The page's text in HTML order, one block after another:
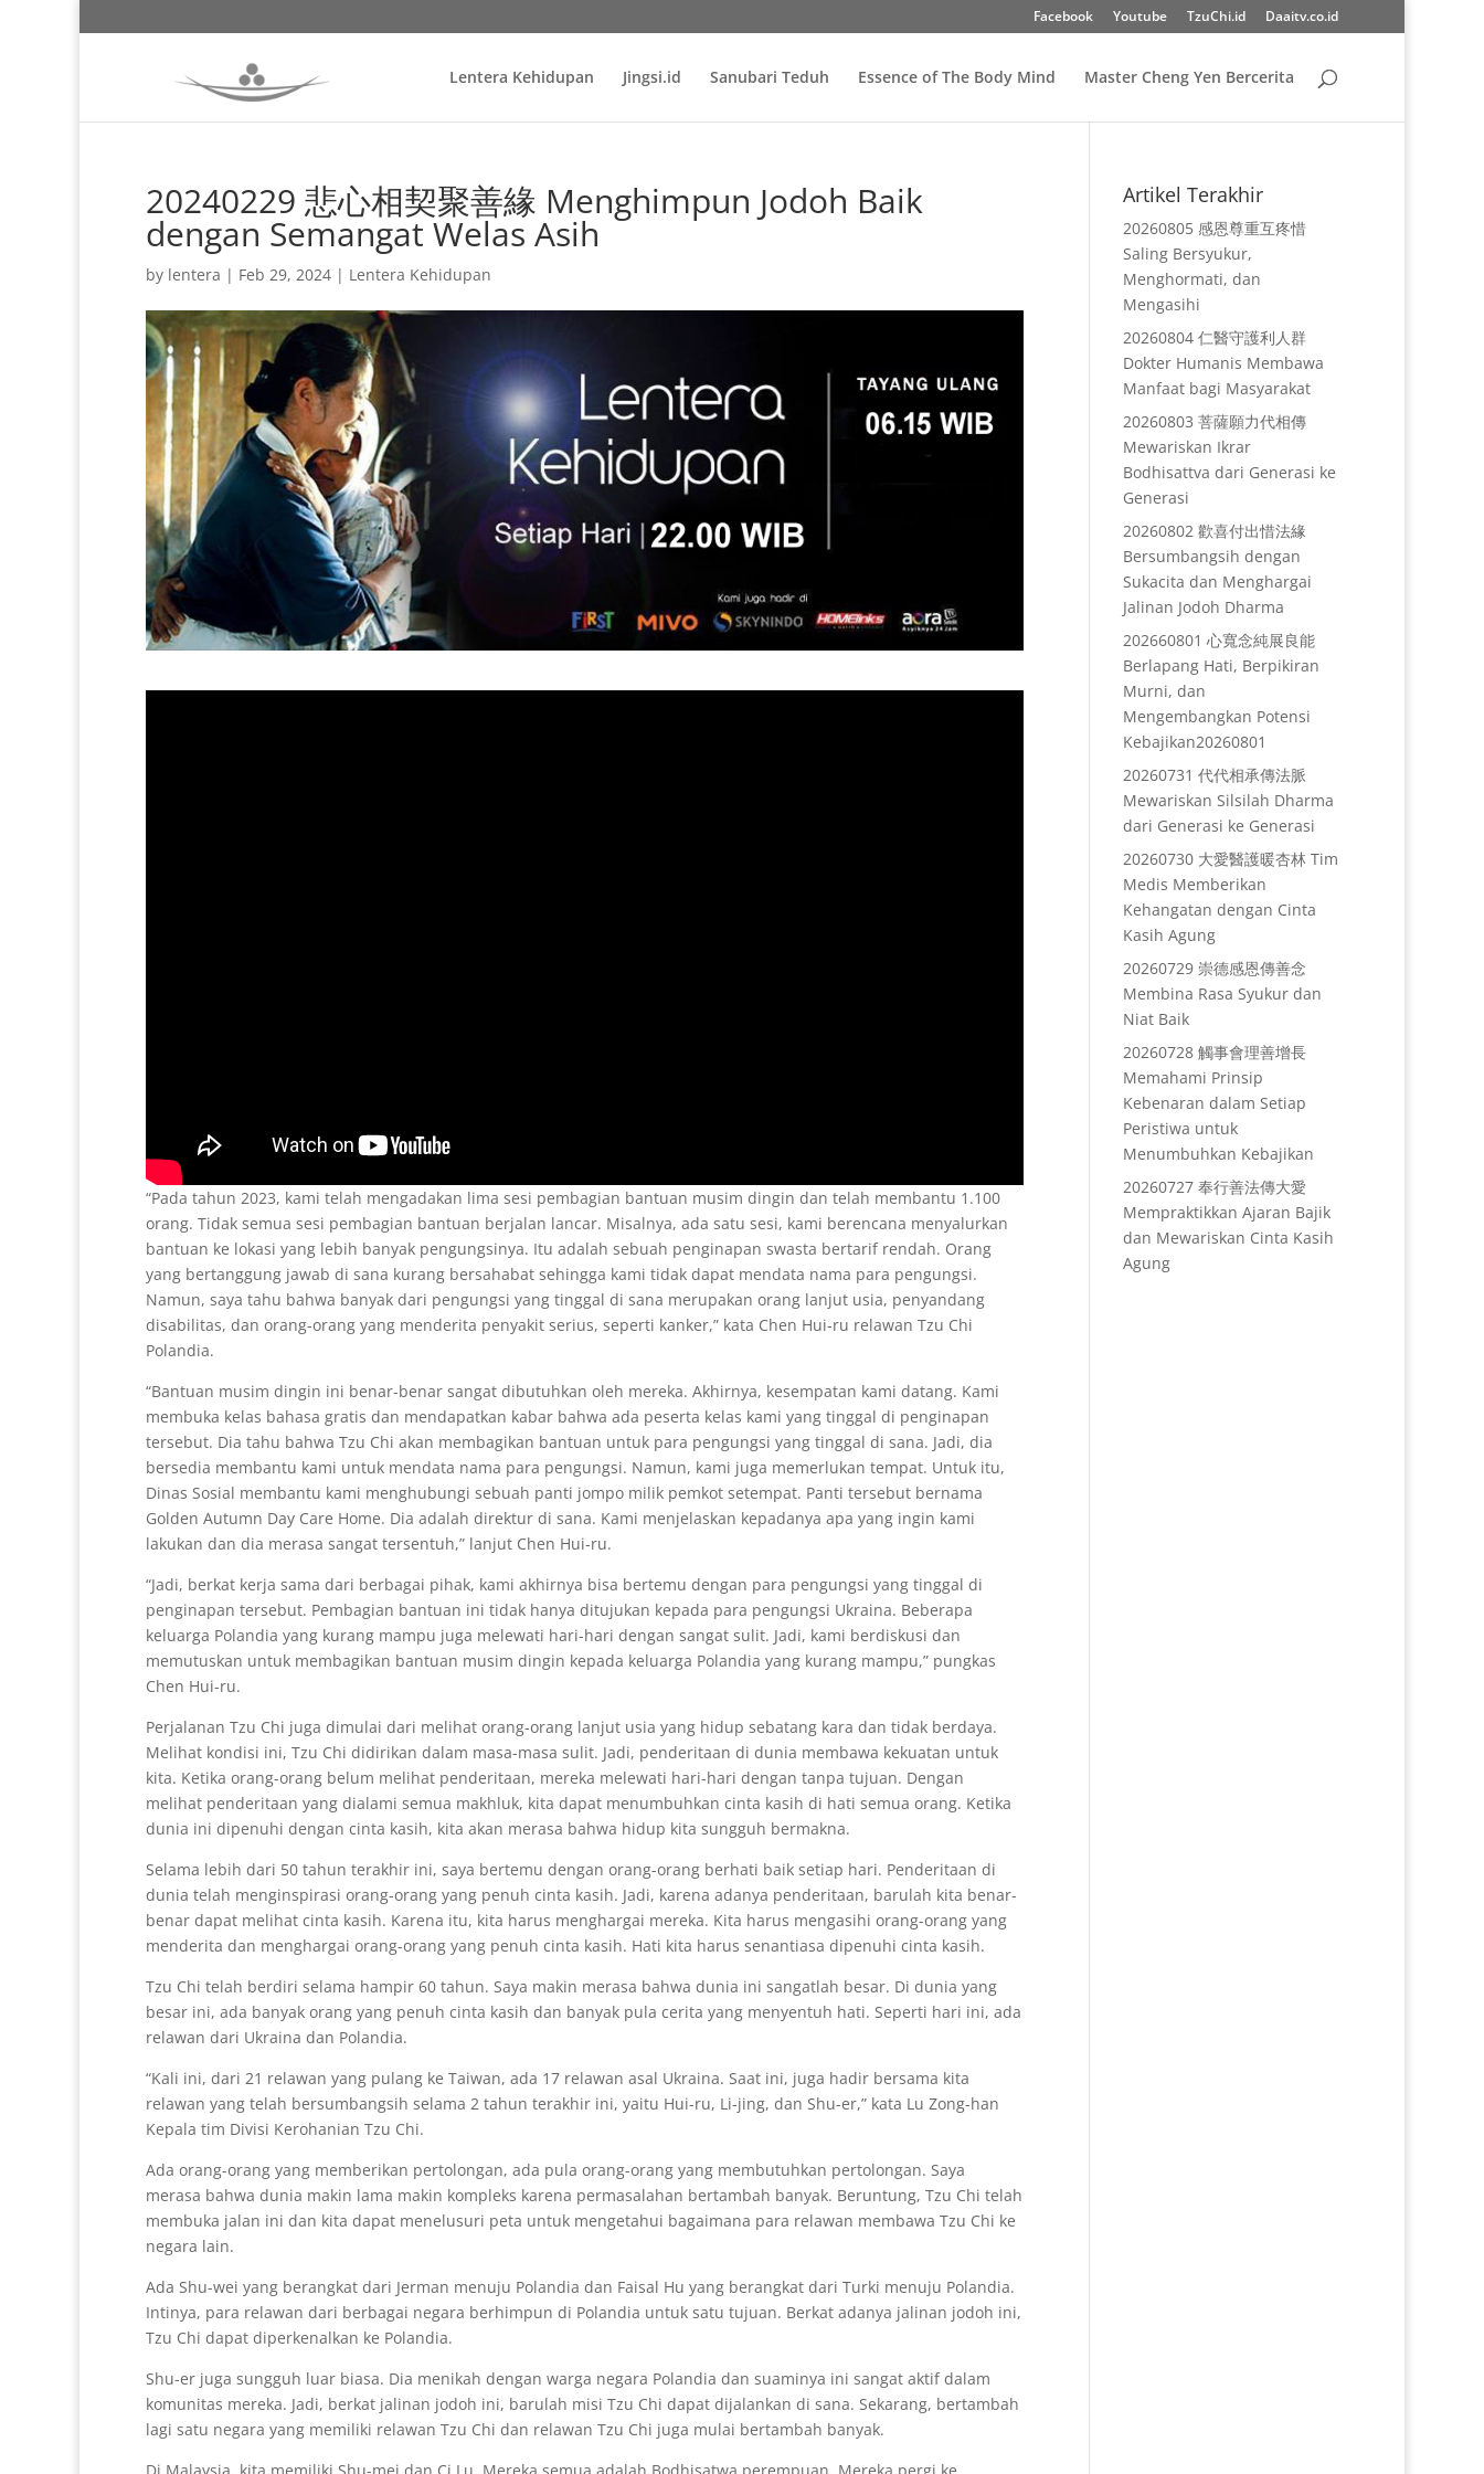
Facebook Youtube TzuChi.id Daaitv.co.id
Lentera Kehidupan Jingsi.id Sanubari Teduh Essence of The Body Mind Master Cheng Yen Bercerita
20240229 悲心相契聚善緣 Menghimpun Jodoh Baik
dengan Semangat Welas Asih
by lentera | Feb 29, 2024 | Lentera Kehidupan
“Pada tahun 2023, kami telah mengadakan lima sesi pembagian bantuan musim dingin dan telah membantu 1.100
orang. Tidak semua sesi pembagian bantuan berjalan lancar. Misalnya, ada satu sesi, kami berencana menyalurkan
bantuan ke lokasi yang lebih banyak pengungsinya. Itu adalah sebuah penginapan swasta bertarif rendah. Orang
yang bertanggung jawab di sana kurang bersahabat sehingga kami tidak dapat mendata nama para pengungsi.
Namun, saya tahu bahwa banyak dari pengungsi yang tinggal di sana merupakan orang lanjut usia, penyandang
disabilitas, dan orang-orang yang menderita penyakit serius, seperti kanker,” kata Chen Hui-ru relawan Tzu Chi
Polandia.
“Bantuan musim dingin ini benar-benar sangat dibutuhkan oleh mereka. Akhirnya, kesempatan kami datang. Kami
membuka kelas bahasa gratis dan mendapatkan kabar bahwa ada peserta kelas kami yang tinggal di penginapan
tersebut. Dia tahu bahwa Tzu Chi akan membagikan bantuan untuk para pengungsi yang tinggal di sana. Jadi, dia
bersedia membantu kami untuk mendata nama para pengungsi. Namun, kami juga memerlukan tempat. Untuk itu,
Dinas Sosial membantu kami menghubungi sebuah panti jompo milik pemkot setempat. Panti tersebut bernama
Golden Autumn Day Care Home. Dia adalah direktur di sana. Kami menjelaskan kepadanya apa yang ingin kami
lakukan dan dia merasa sangat tersentuh,” lanjut Chen Hui-ru.
“Jadi, berkat kerja sama dari berbagai pihak, kami akhirnya bisa bertemu dengan para pengungsi yang tinggal di
penginapan tersebut. Pembagian bantuan ini tidak hanya ditujukan kepada para pengungsi Ukraina. Beberapa
keluarga Polandia yang kurang mampu juga melewati hari-hari dengan sangat sulit. Jadi, kami berdiskusi dan
memutuskan untuk membagikan bantuan musim dingin kepada keluarga Polandia yang kurang mampu,” pungkas
Chen Hui-ru.
Perjalanan Tzu Chi juga dimulai dari melihat orang-orang lanjut usia yang hidup sebatang kara dan tidak berdaya.
Melihat kondisi ini, Tzu Chi didirikan dalam masa-masa sulit. Jadi, penderitaan di dunia membawa kekuatan untuk
kita. Ketika orang-orang belum melihat penderitaan, mereka melewati hari-hari dengan tanpa tujuan. Dengan
melihat penderitaan yang dialami semua makhluk, kita dapat menumbuhkan cinta kasih di hati semua orang. Ketika
dunia ini dipenuhi dengan cinta kasih, kita akan merasa bahwa hidup kita sungguh bermakna.
Selama lebih dari 50 tahun terakhir ini, saya bertemu dengan orang-orang berhati baik setiap hari. Penderitaan di
dunia telah menginspirasi orang-orang yang penuh cinta kasih. Jadi, karena adanya penderitaan, barulah kita benar-
benar dapat melihat cinta kasih. Karena itu, kita harus menghargai mereka. Kita harus mengasihi orang-orang yang
menderita dan menghargai orang-orang yang penuh cinta kasih. Hati kita harus senantiasa dipenuhi cinta kasih.
Tzu Chi telah berdiri selama hampir 60 tahun. Saya makin merasa bahwa dunia ini sangatlah besar. Di dunia yang
besar ini, ada banyak orang yang penuh cinta kasih dan banyak pula cerita yang menyentuh hati. Seperti hari ini, ada
relawan dari Ukraina dan Polandia.
“Kali ini, dari 21 relawan yang pulang ke Taiwan, ada 17 relawan asal Ukraina. Saat ini, juga hadir bersama kita
relawan yang telah bersumbangsih selama 2 tahun terakhir ini, yaitu Hui-ru, Li-jing, dan Shu-er,” kata Lu Zong-han
Kepala tim Divisi Kerohanian Tzu Chi.
Ada orang-orang yang memberikan pertolongan, ada pula orang-orang yang membutuhkan pertolongan. Saya
merasa bahwa dunia makin lama makin kompleks karena permasalahan bertambah banyak. Beruntung, Tzu Chi telah
membuka jalan ini dan kita dapat menelusuri peta untuk mengetahui bagaimana para relawan membawa Tzu Chi ke
negara lain.
Ada Shu-wei yang berangkat dari Jerman menuju Polandia dan Faisal Hu yang berangkat dari Turki menuju Polandia.
Intinya, para relawan dari berbagai negara berhimpun di Polandia untuk satu tujuan. Berkat adanya jalinan jodoh ini,
Tzu Chi dapat diperkenalkan ke Polandia.
Shu-er juga sungguh luar biasa. Dia menikah dengan warga negara Polandia dan suaminya ini sangat aktif dalam
komunitas mereka. Jadi, berkat jalinan jodoh ini, barulah misi Tzu Chi dapat dijalankan di sana. Sekarang, bertambah
lagi satu negara yang memiliki relawan Tzu Chi dan relawan Tzu Chi juga mulai bertambah banyak.
Artikel Terakhir
20260805 感恩尊重互疼惜
Saling Bersyukur,
Menghormati, dan
Mengasihi
20260804 仁醫守護利人群
Dokter Humanis Membawa
Manfaat bagi Masyarakat
20260803 菩薩願力代相傳
Mewariskan Ikrar
Bodhisattva dari Generasi ke
Generasi
20260802 歡喜付出惜法緣
Bersumbangsih dengan
Sukacita dan Menghargai
Jalinan Jodoh Dharma
202660801 心寬念純展良能
Berlapang Hati, Berpikiran
Murni, dan
Mengembangkan Potensi
Kebajikan20260801
20260731 代代相承傳法脈
Mewariskan Silsilah Dharma
dari Generasi ke Generasi
20260730 大愛醫護暖杏林 Tim
Medis Memberikan
Kehangatan dengan Cinta
Kasih Agung
20260729 崇德感恩傳善念
Membina Rasa Syukur dan
Niat Baik
20260728 觸事會理善增長
Memahami Prinsip
Kebenaran dalam Setiap
Peristiwa untuk
Menumbuhkan Kebajikan
20260727 奉行善法傳大愛
Mempraktikkan Ajaran Bajik
dan Mewariskan Cinta Kasih
Agung